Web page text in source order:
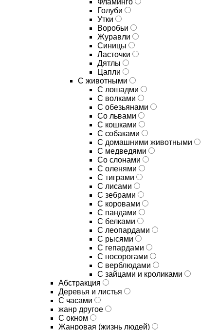
Фламинго
Голуби
Утки
Воробьи
Журавли
Синицы
Ласточки
Дятлы
Цапли
С животными
С лошадми
С волками
С обезьянами
Со львами
С кошками
С собаками
С домашними животными
С медведями
Со слонами
С оленями
С тиграми
С лисами
С зебрами
С коровами
С пандами
С белками
С леопардами
С рысями
С гепардами
С носорогами
С верблюдами
С зайцами и кроликами
Абстракция
Деревья и листья
С часами
жанр другое
С окном
Жанровая (жизнь людей)